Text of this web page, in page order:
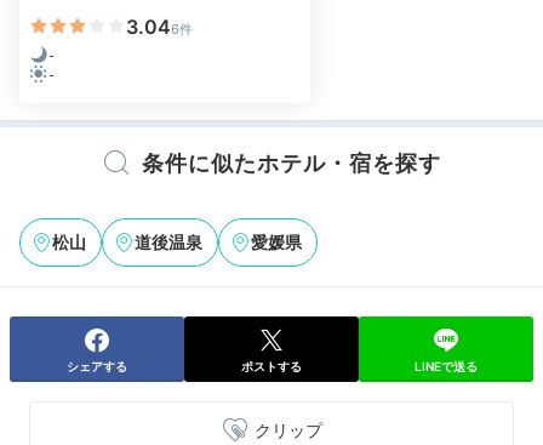
3.046件
-
-
条件に似たホテル・宿を探す
松山 道後温泉 愛媛県
シェアする ポストする LINEで送る
クリップ